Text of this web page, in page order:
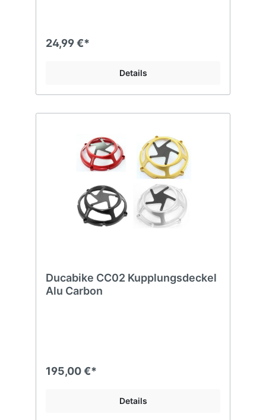
24,99 €*
Details
Ducabike CC02 Kupplungsdeckel
Alu Carbon
195,00 €*
Details